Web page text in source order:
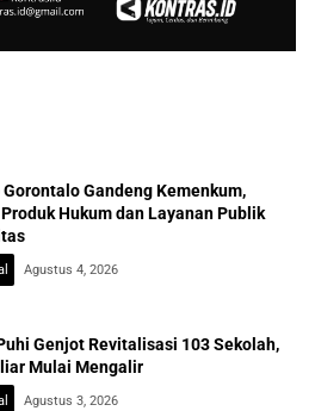
Gandeng Kemenkum,
Hukum dan Layanan Publik
Agustus 4, 2026
Genjot Revitalisasi 103 Sekolah,
Mulai Mengalir
Agustus 3, 2026